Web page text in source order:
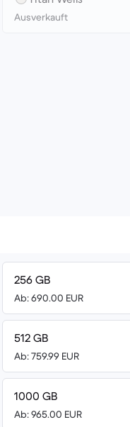
Ausverkauft
256 GB
Ab: 690.00 EUR
512 GB
Ab: 759.99 EUR
1000 GB
Ab: 965.00 EUR